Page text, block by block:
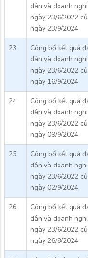
dân và doanh
ngày 23/6/2022
ngày 23/9/2024
23
Công bố kết quả
dân và doanh
ngày 23/6/2022
ngày 16/9/2024
24
Công bố kết quả
dân và doanh
ngày 23/6/2022
ngày 09/9/2024
25
Công bố kết quả
dân và doanh
ngày 23/6/2022
ngày 02/9/2024
26
Công bố kết quả
dân và doanh
ngày 23/6/2022
ngày 26/8/2024